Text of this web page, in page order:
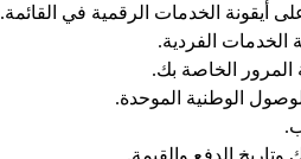
أيقونة الخدمات الرقمية في القائمة.
الخدمات الفردية.
الخاصة بك.
الوطنية الموحدة.
الدفع والقيمة.